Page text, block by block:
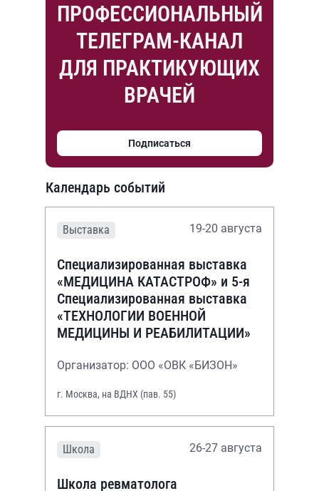
ПРОФЕССИОНАЛЬНЫЙ
ТЕЛЕГРАМ-КАНАЛ
ДЛЯ ПРАКТИКУЮЩИХ
ВРАЧЕЙ
Подписаться
Календарь событий
Выставка 19-20 августа
Специализированная выставка
«МЕДИЦИНА КАТАСТРОФ» и 5-я
Специализированная выставка
«ТЕХНОЛОГИИ ВОЕННОЙ
МЕДИЦИНЫ И РЕАБИЛИТАЦИИ»
Организатор: ООО «ОВК «БИЗОН»
г. Москва, на ВДНХ (пав. 55)
Школа 26-27 августа
Школа ревматолога